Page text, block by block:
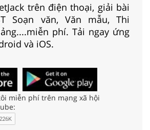
trên điện thoại, giải bài
Soạn văn, Văn mẫu, Thi
phí. Tải ngay ứng
và iOS.
miễn phí trên mạng xã hội